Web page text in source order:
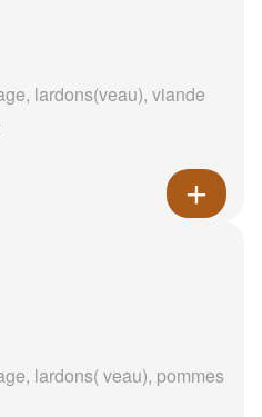
lardons(veau), viande
lardons( veau), pommes